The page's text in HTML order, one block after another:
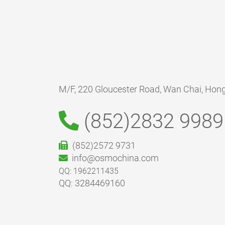
M/F, 220 Gloucester Road, Wan Chai,
(852)2832 9989
(852)2572 9731
info@osmochina.com
QQ: 1962211435
QQ: 3284469160